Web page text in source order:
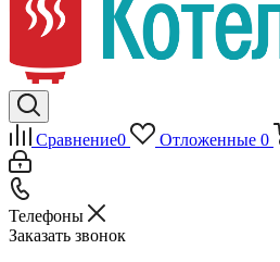
Сравнение0 Отложенные 0
Телефоны
Заказать звонок